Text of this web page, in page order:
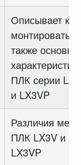
Описывает как
монтировать а
также
ПЛК серии
и LX3VP
Различия
ПЛК LX3V и
LX3VP